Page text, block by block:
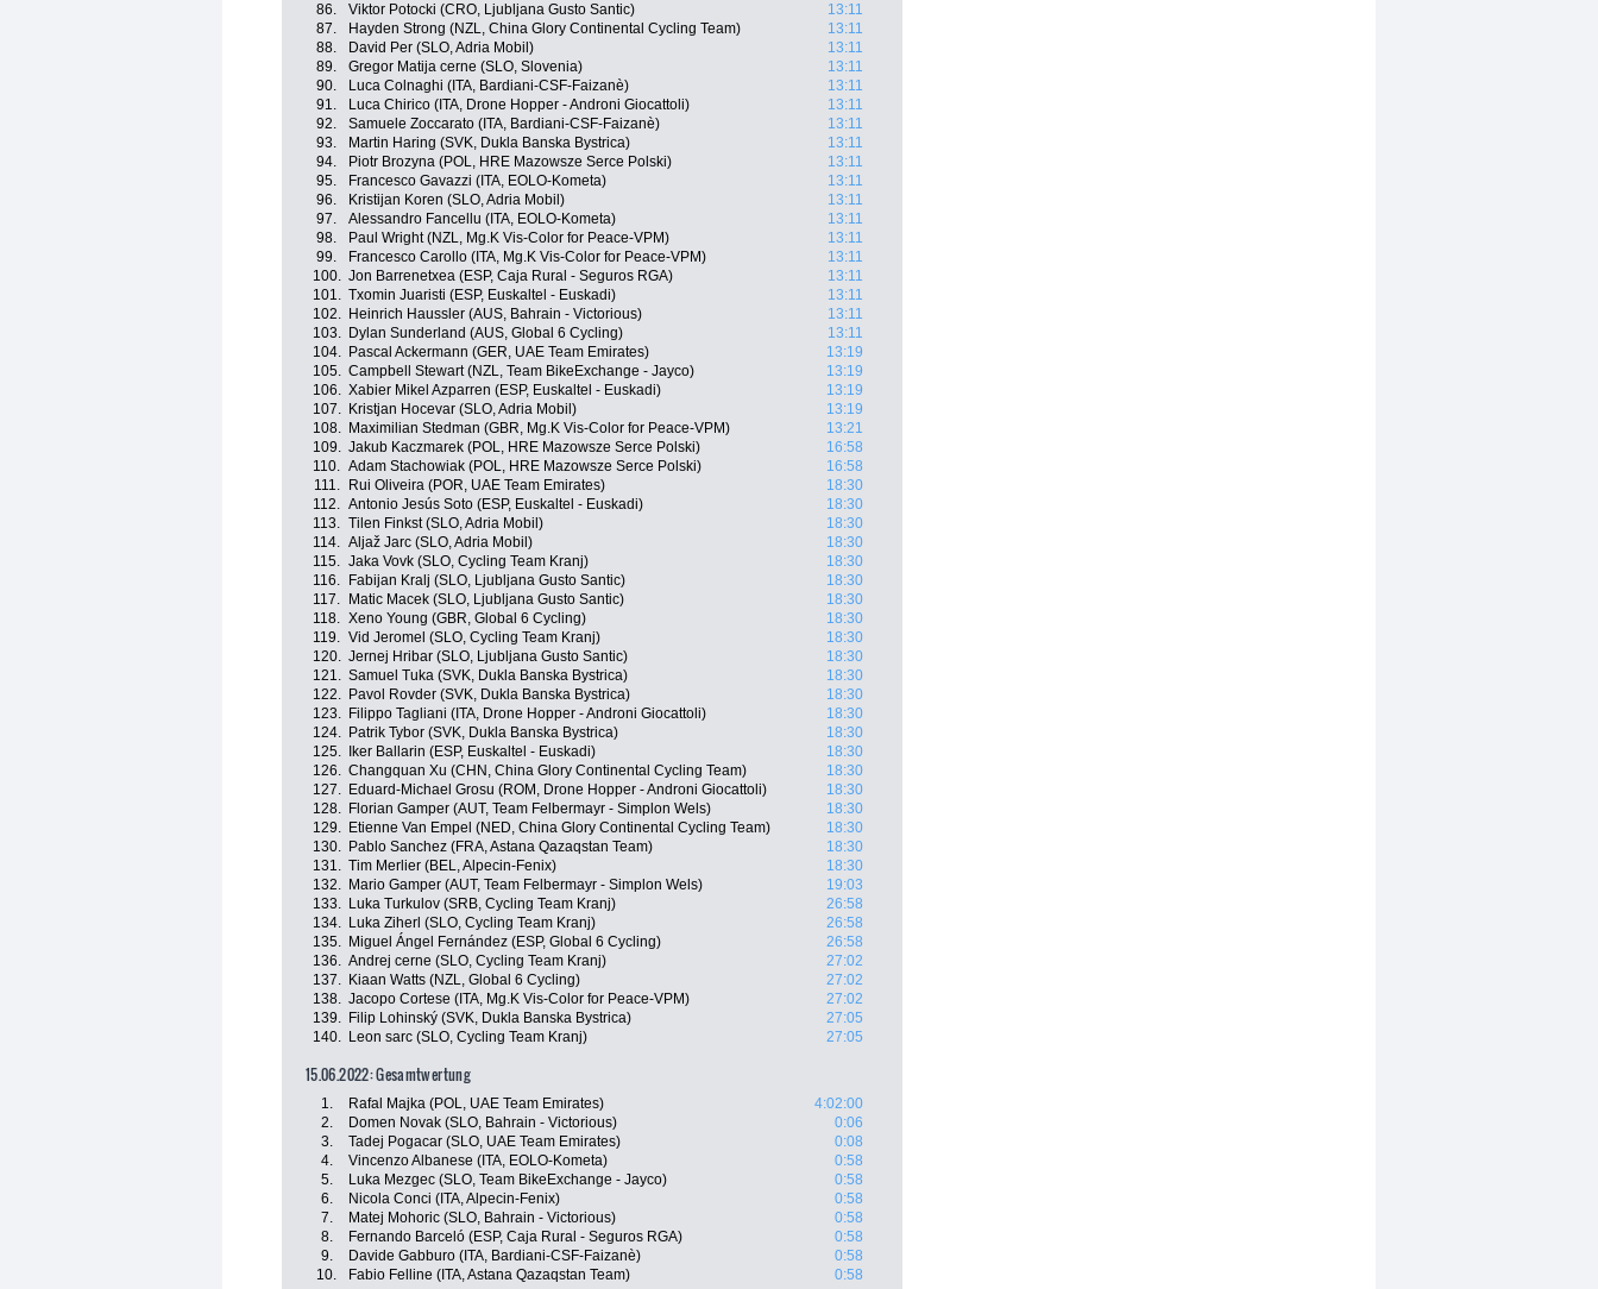
86.
Viktor Potocki (CRO, Ljubljana Gusto Santic)
13:11
87.
Hayden Strong (NZL, China Glory Continental Cycling Team)
13:11
88.
David Per (SLO, Adria Mobil)
13:11
89.
Gregor Matija cerne (SLO, Slovenia)
13:11
90.
Luca Colnaghi (ITA, Bardiani-CSF-Faizanè)
13:11
91.
Luca Chirico (ITA, Drone Hopper - Androni Giocattoli)
13:11
92.
Samuele Zoccarato (ITA, Bardiani-CSF-Faizanè)
13:11
93.
Martin Haring (SVK, Dukla Banska Bystrica)
13:11
94.
Piotr Brozyna (POL, HRE Mazowsze Serce Polski)
13:11
95.
Francesco Gavazzi (ITA, EOLO-Kometa)
13:11
96.
Kristijan Koren (SLO, Adria Mobil)
13:11
97.
Alessandro Fancellu (ITA, EOLO-Kometa)
13:11
98.
Paul Wright (NZL, Mg.K Vis-Color for Peace-VPM)
13:11
99.
Francesco Carollo (ITA, Mg.K Vis-Color for Peace-VPM)
13:11
100. Jon Barrenetxea (ESP, Caja Rural - Seguros RGA)
13:11
101. Txomin Juaristi (ESP, Euskaltel - Euskadi)
13:11
102.
Heinrich Haussler (AUS, Bahrain - Victorious)
13:11
103.
Dylan Sunderland (AUS, Global 6 Cycling)
13:11
104.
Pascal Ackermann (GER, UAE Team Emirates)
13:19
105. Campbell Stewart (NZL, Team BikeExchange - Jayco)
13:19
106. Xabier Mikel Azparren (ESP, Euskaltel - Euskadi)
13:19
107.
Kristjan Hocevar (SLO, Adria Mobil)
13:19
108.
Maximilian Stedman (GBR, Mg.K Vis-Color for Peace-VPM)
13:21
109. Jakub Kaczmarek (POL, HRE Mazowsze Serce Polski)
16:58
110. Adam Stachowiak (POL, HRE Mazowsze Serce Polski)
16:58
111.
Rui Oliveira (POR, UAE Team Emirates)
18:30
112. Antonio Jesús Soto (ESP, Euskaltel - Euskadi)
18:30
113. Tilen Finkst (SLO, Adria Mobil)
18:30
114. Aljaž Jarc (SLO, Adria Mobil)
18:30
115. Jaka Vovk (SLO, Cycling Team Kranj)
18:30
116.
Fabijan Kralj (SLO, Ljubljana Gusto Santic)
18:30
117.
Matic Macek (SLO, Ljubljana Gusto Santic)
18:30
118. Xeno Young (GBR, Global 6 Cycling)
18:30
119. Vid Jeromel (SLO, Cycling Team Kranj)
18:30
120. Jernej Hribar (SLO, Ljubljana Gusto Santic)
18:30
121. Samuel Tuka (SVK, Dukla Banska Bystrica)
18:30
122.
Pavol Rovder (SVK, Dukla Banska Bystrica)
18:30
123.
Filippo Tagliani (ITA, Drone Hopper - Androni Giocattoli)
18:30
124.
Patrik Tybor (SVK, Dukla Banska Bystrica)
18:30
125.
Iker Ballarin (ESP, Euskaltel - Euskadi)
18:30
126. Changquan Xu (CHN, China Glory Continental Cycling Team)
18:30
127.
Eduard-Michael Grosu (ROM, Drone Hopper - Androni Giocattoli)
18:30
128.
Florian Gamper (AUT, Team Felbermayr - Simplon Wels)
18:30
129.
Etienne Van Empel (NED, China Glory Continental Cycling Team)
18:30
130.
Pablo Sanchez (FRA, Astana Qazaqstan Team)
18:30
131. Tim Merlier (BEL, Alpecin-Fenix)
18:30
132.
Mario Gamper (AUT, Team Felbermayr - Simplon Wels)
19:03
133.
Luka Turkulov (SRB, Cycling Team Kranj)
26:58
134.
Luka Ziherl (SLO, Cycling Team Kranj)
26:58
135.
Miguel Ángel Fernández (ESP, Global 6 Cycling)
26:58
136. Andrej cerne (SLO, Cycling Team Kranj)
27:02
137.
Kiaan Watts (NZL, Global 6 Cycling)
27:02
138. Jacopo Cortese (ITA, Mg.K Vis-Color for Peace-VPM)
27:02
139.
Filip Lohinský (SVK, Dukla Banska Bystrica)
27:05
140.
Leon sarc (SLO, Cycling Team Kranj) 27:05
15.06.2022: Gesamtwertung
1. Rafal Majka (POL, UAE Team Emirates)
4:02:00
2.
Domen Novak (SLO, Bahrain - Victorious)
0:06
3.
Tadej Pogacar (SLO, UAE Team Emirates)
0:08
4.
Vincenzo Albanese (ITA, EOLO-Kometa)
0:58
5.
Luka Mezgec (SLO, Team BikeExchange - Jayco)
0:58
6.
Nicola Conci (ITA, Alpecin-Fenix)
0:58
7.
Matej Mohoric (SLO, Bahrain - Victorious)
0:58
8.
Fernando Barceló (ESP, Caja Rural - Seguros RGA)
0:58
9.
Davide Gabburo (ITA, Bardiani-CSF-Faizanè)
0:58
10.
Fabio Felline (ITA, Astana Qazaqstan Team) 0:58